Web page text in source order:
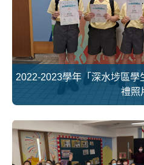
2022-2023學年「深水埗區
禮照